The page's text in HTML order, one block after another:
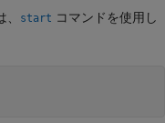
start コマンドを使用し